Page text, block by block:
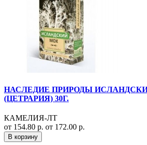
НАСЛЕДИЕ ПРИРОДЫ
(ЦЕТРАРИЯ) 30Г.
КАМЕЛИЯ-ЛТ
от 154.80 р. от 172.00 р.
В корзину